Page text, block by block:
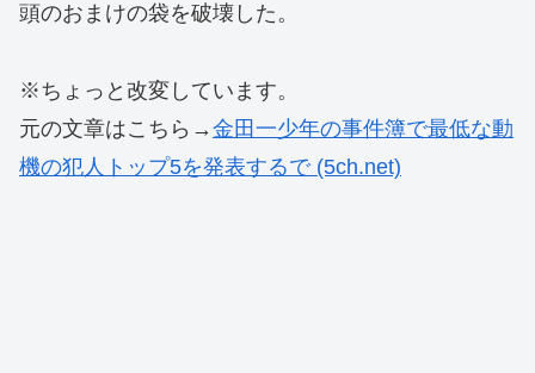
頭のおまけの袋を破壊した。
※ちょっと改変しています。
元の文章はこちら→金田一少年の事件簿で最低な動
機の犯人トップ5を発表するで (5ch.net)